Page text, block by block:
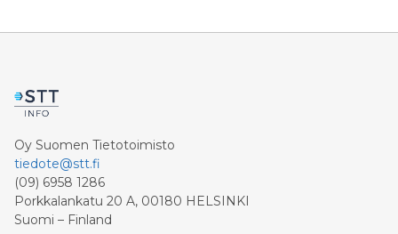
Oy Suomen Tietotoimisto
tiedote@stt.fi
(09) 6958 1286
Porkkalankatu 20 A, 00180 HELSINKI
Suomi – Finland